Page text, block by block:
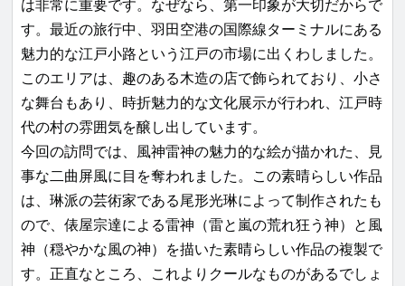
は非常に重要です。なぜなら、第一印象が大切だからで
す。最近の旅行中、羽田空港の国際線ターミナルにある
魅力的な江戸小路という江戸の市場に出くわしました。
このエリアは、趣のある木造の店で飾られており、小さ
な舞台もあり、時折魅力的な文化展示が行われ、江戸時
代の村の雰囲気を醸し出しています。
今回の訪問では、風神雷神の魅力的な絵が描かれた、見
事な二曲屏風に目を奪われました。この素晴らしい作品
は、琳派の芸術家である尾形光琳によって制作されたも
ので、俵屋宗達による雷神（雷と嵐の荒れ狂う神）と風
神（穏やかな風の神）を描いた素晴らしい作品の複製で
す。正直なところ、これよりクールなものがあるでしょ